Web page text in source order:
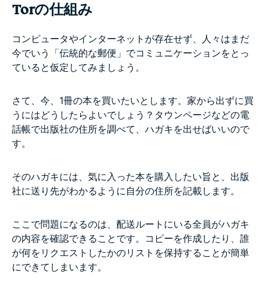
Torの仕組み
コンピュータやインターネットが存在せず、人々はまだ
今でいう「伝統的な郵便」でコミュニケーションをとっ
ていると仮定してみましょう。
さて、今、1冊の本を買いたいとします。家から出ずに買
うにはどうしたらよいでしょう？タウンページなどの電
話帳で出版社の住所を調べて、ハガキを出せばいいので
す。
そのハガキには、気に入った本を購入したい旨と、出版
社に送り先がわかるように自分の住所を記載します。
ここで問題になるのは、配送ルートにいる全員がハガキ
の内容を確認できることです。コピーを作成したり、誰
が何をリクエストしたかのリストを保持することが簡単
にできてしまいます。